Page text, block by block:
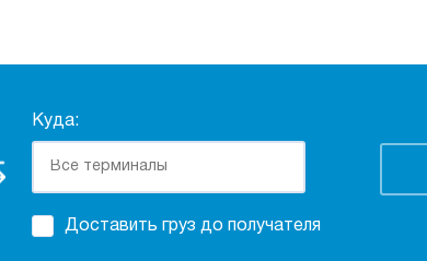
Куда:
Доставить груз до получателя